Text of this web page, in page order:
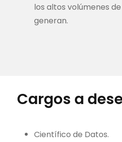
los altos volúmenes
generan.
Cargos a
Científico de Datos.